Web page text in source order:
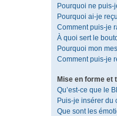
Pourquoi ne puis-
Pourquoi ai-je
Comment puis-je
À quoi sert le
Pourquoi mon
Comment puis-je
Mise en forme et
Qu’est-ce que le
Puis-je insérer du
Que sont les